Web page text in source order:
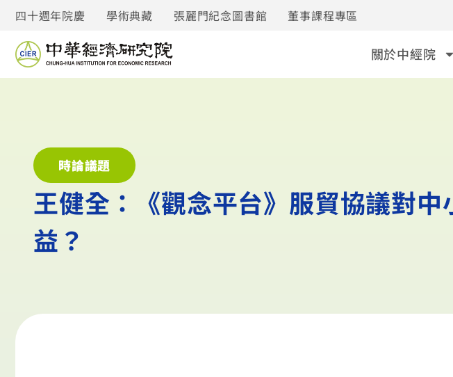
四十週年院慶 學術典藏 張麗門紀念圖書館 董事課程專區
關於中經院
時論議題
王健全：《觀念平台》服貿協議對
益？